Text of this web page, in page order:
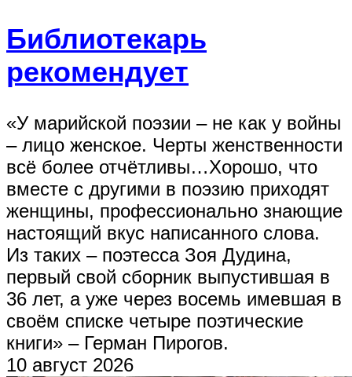
Библиотекарь
рекомендует
«У марийской поэзии – не как у войны
– лицо женское. Черты женственности
всё более отчётливы…Хорошо, что
вместе с другими в поэзию приходят
женщины, профессионально знающие
настоящий вкус написанного слова.
Из таких – поэтесса Зоя Дудина,
первый свой сборник выпустившая в
36 лет, а уже через восемь имевшая в
своём списке четыре поэтические
книги» – Герман Пирогов.
10 август 2026